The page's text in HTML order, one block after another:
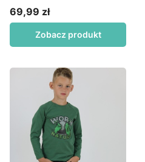
SD01
Cena
69,99 zł
Zobacz produkt